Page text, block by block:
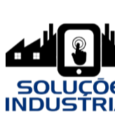
essas aplicações
transformar o
de trabalho seguro
multas, interdições
máquinas e